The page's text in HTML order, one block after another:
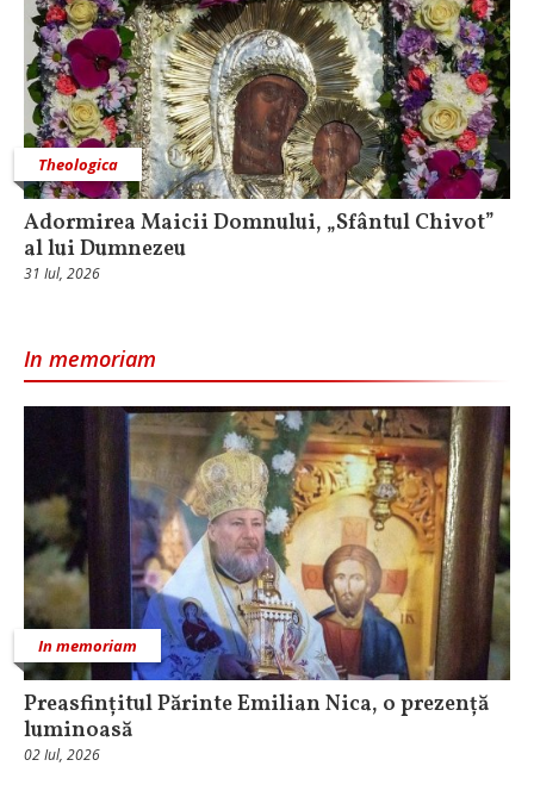
Theologica
Adormirea Maicii Domnului, „Sfântul Chivot”
al lui Dumnezeu
31 Iul, 2026
In memoriam
In memoriam
Preasfințitul Părinte Emilian Nica, o prezență
luminoasă
02 Iul, 2026